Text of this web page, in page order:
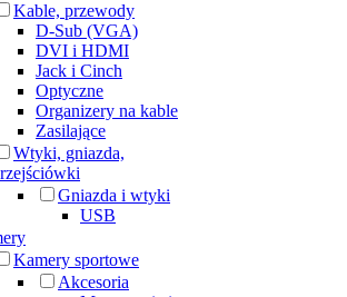
Kable, przewody
D-Sub (VGA)
DVI i HDMI
Jack i Cinch
Optyczne
Organizery na kable
Zasilające
Wtyki, gniazda,
Gniazda i wtyki
USB
Kamery sportowe
Akcesoria